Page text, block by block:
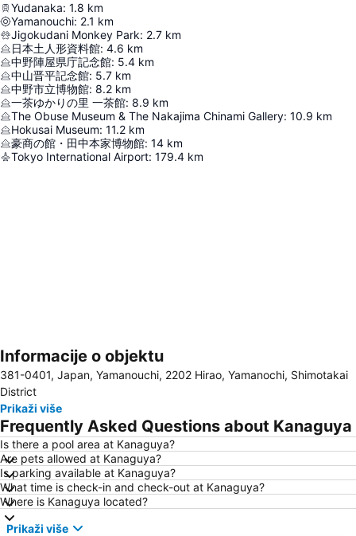
Yudanaka: 1.8 km
Yamanouchi: 2.1 km
Jigokudani Monkey Park: 2.7 km
日本土人形資料館: 4.6 km
中野陣屋県庁記念館: 5.4 km
中山晋平記念館: 5.7 km
中野市立博物館: 8.2 km
一茶ゆかりの里 一茶館: 8.9 km
The Obuse Museum & The Nakajima Chinami Gallery: 10.9 km
Hokusai Museum: 11.2 km
豪商の館・田中本家博物館: 14 km
Tokyo International Airport: 179.4 km
Proširi mapu
Informacije o objektu
381-0401, Japan, Yamanouchi, 2202 Hirao, Yamanochi, Shimotakai
District
Prikaži više
Frequently Asked Questions about Kanaguya
Is there a pool area at Kanaguya?
Are pets allowed at Kanaguya?
Is parking available at Kanaguya?
What time is check-in and check-out at Kanaguya?
Where is Kanaguya located?
Prikaži više